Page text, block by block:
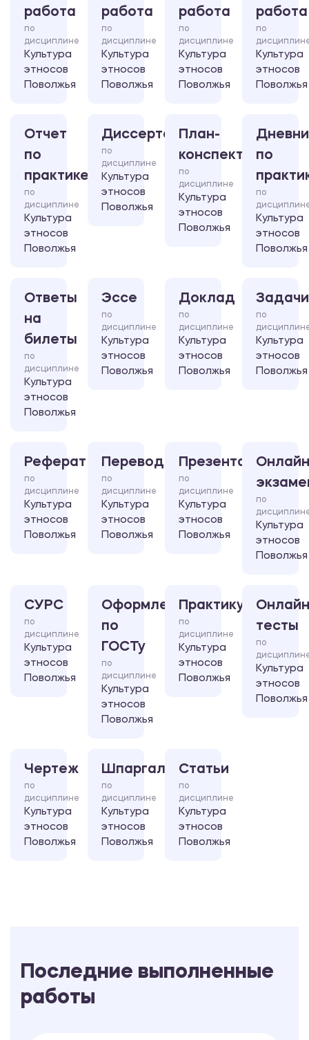
работа
по
дисциплине
Культура
этносов
Поволжья
работа
по
дисциплине
Культура
этносов
Поволжья
работа
по
дисциплине
Культура
этносов
Поволжья
работа
по
Культура
этносов
Поволжья
Отчет
по
практике
по
дисциплине
Культура
этносов
Поволжья
Диссертация
по
дисциплине
Культура
этносов
Поволжья
План-
конспект
по
дисциплине
Культура
этносов
Поволжья
по
по
Культура
этносов
Поволжья
Ответы
на
билеты
по
дисциплине
Культура
этносов
Поволжья
Эссе
по
дисциплине
Культура
этносов
Поволжья
Доклад
по
дисциплине
Культура
этносов
Поволжья
Задачи
по
Культура
этносов
Поволжья
Реферат
по
дисциплине
Культура
этносов
Поволжья
Перевод
по
дисциплине
Культура
этносов
Поволжья
Презентация
по
дисциплине
Культура
этносов
Поволжья
по
Культура
этносов
Поволжья
СУРС
по
дисциплине
Культура
этносов
Поволжья
Оформление
по
ГОСТу
по
дисциплине
Культура
этносов
Поволжья
Практикум
по
дисциплине
Культура
этносов
Поволжья
тесты
по
Культура
этносов
Поволжья
Чертеж
по
дисциплине
Культура
этносов
Поволжья
Шпаргалка
по
дисциплине
Культура
этносов
Поволжья
Статьи
по
дисциплине
Культура
этносов
Поволжья
Последние выполненные
работы